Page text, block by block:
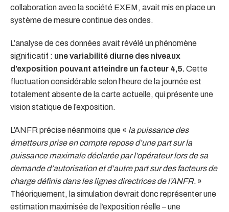
collaboration avec la société EXEM, avait mis en place un
système de mesure continue des ondes.
L’analyse de ces données avait révélé un phénomène
significatif : une variabilité diurne des niveaux
d’exposition pouvant atteindre un facteur 4,5. Cette
fluctuation considérable selon l’heure de la journée est
totalement absente de la carte actuelle, qui présente une
vision statique de l’exposition.
L’ANFR précise néanmoins que « la puissance des
émetteurs prise en compte repose d’une part sur la
puissance maximale déclarée par l’opérateur lors de sa
demande d’autorisation et d’autre part sur des facteurs de
charge définis dans les lignes directrices de l’ANFR. »
Théoriquement, la simulation devrait donc représenter une
estimation maximisée de l’exposition réelle – une